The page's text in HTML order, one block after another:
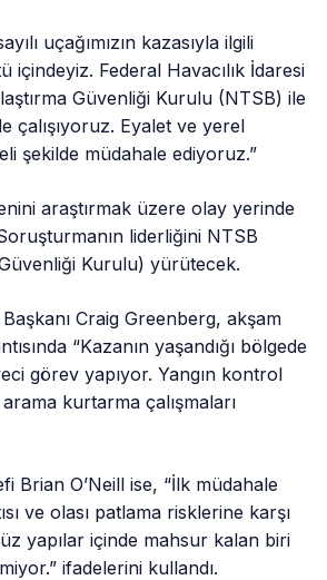
uçağımızın kazasıyla ilgili
içindeyiz. Federal Havacılık İdaresi
Güvenliği Kurulu (NTSB) ile
çalışıyoruz. Eyalet ve yerel
şekilde müdahale ediyoruz.”
araştırmak üzere olay yerinde
liderliğini NTSB
Kurulu) yürütecek.
Craig Greenberg, akşam
“Kazanın yaşandığı bölgede
görev yapıyor. Yangın kontrol
arama kurtarma çalışmaları
Brian O’Neill ise, “İlk müdahale
ve olası patlama risklerine karşı
yapılar içinde mahsur kalan biri
ifadelerini kullandı.